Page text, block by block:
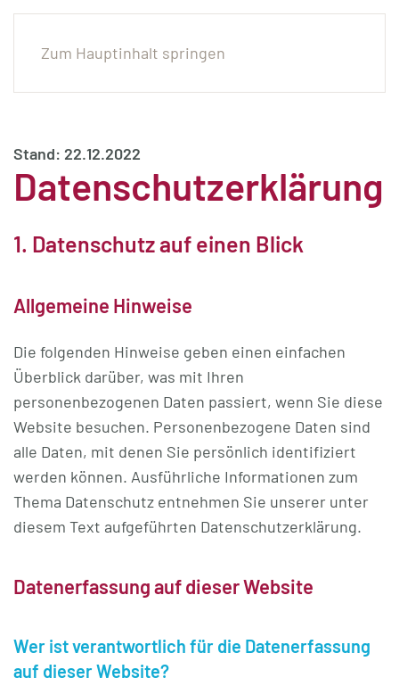
Zum Hauptinhalt springen
Stand: 22.12.2022
Datenschutzerklärung
1. Datenschutz auf einen Blick
Allgemeine Hinweise
Die folgenden Hinweise geben einen einfachen
Überblick darüber, was mit Ihren
personenbezogenen Daten passiert, wenn Sie diese
Website besuchen. Personenbezogene Daten sind
alle Daten, mit denen Sie persönlich identifiziert
werden können. Ausführliche Informationen zum
Thema Datenschutz entnehmen Sie unserer unter
diesem Text aufgeführten Datenschutzerklärung.
Datenerfassung auf dieser Website
Wer ist verantwortlich für die Datenerfassung
auf dieser Website?